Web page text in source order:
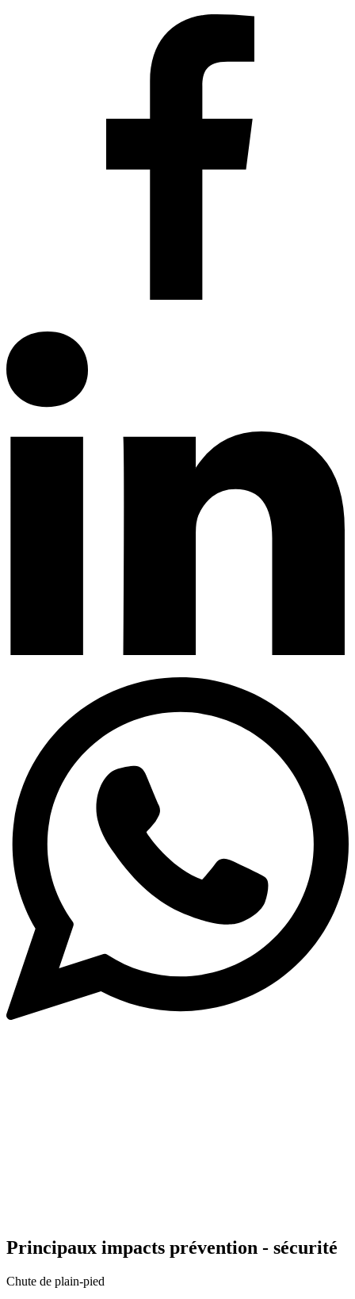
Principaux impacts prévention - sécurité
Chute de plain-pied